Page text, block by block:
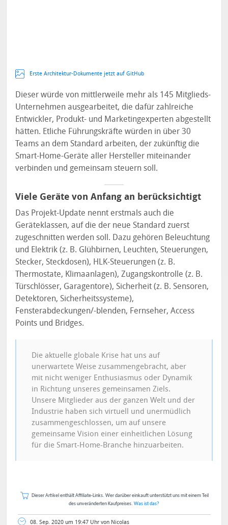
Erste Architektur-Dokumente jetzt auf GitHub
Dieser würde von mittlerweile mehr als 145 Mitglieds-
Unternehmen ausgearbeitet, die dafür zahlreiche
Entwickler, Produkt- und Marketingexperten abgestellt
hätten. Etliche Führungskräfte würden in über 30
Teams an dem Standard arbeiten, der zukünftig die
Smart-Home-Geräte aller Hersteller miteinander
verbinden und gemeinsam steuern soll.
Viele Geräte von Anfang an berücksichtigt
Das Projekt-Update nennt erstmals auch die
Geräteklassen, auf die der neue Standard zuerst
zugeschnitten werden soll. Dazu gehören Beleuchtung
und Elektrik (z. B. Glühbirnen, Leuchten, Steuerungen,
Stecker, Steckdosen), HLK-Steuerungen (z. B.
Thermostate, Klimaanlagen), Zugangskontrolle (z. B.
Türschlösser, Garagentore), Sicherheit (z. B. Sensoren,
Detektoren, Sicherheitssysteme),
Fensterabdeckungen/-blenden, Fernseher, Access
Points und Bridges.
Die aktuelle globale Krise hat uns auf
unerwartete Weise zusammengebracht, aber
mit nicht weniger Enthusiasmus oder Dynamik
in Richtung unseres gemeinsamen Ziels.
Unsere Mitglieder aus der ganzen Welt und der
Industrie haben sich virtuell und unermüdlich
zusammengeschlossen, um auf unsere
gemeinsame Vision einer einheitlichen Lösung
für die Smart-Home-Branche hinzuarbeiten.
Dieser Artikel enthält Affiliate-Links. Wer darüber einkauft unterstützt uns mit einem Teil
des unveränderten Kaufpreises. Was ist das?
08. Sep. 2020 um 19:47 Uhr von Nicolas